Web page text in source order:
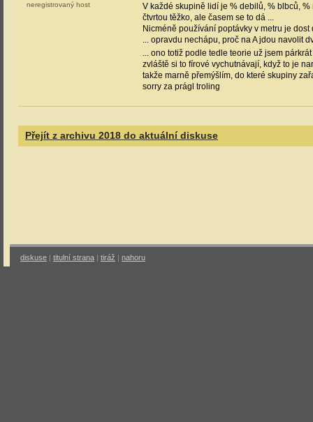
neregistrovaný host
V každé skupině lidí je % debilů, % blbců,
čtvrtou těžko, ale časem se to dá ...
Nicméně používání poptávky v metru je
... opravdu nechápu, proč na A jdou navolit
... ono totiž podle tedle teorie už jsem
zvláště si to fírové vychutnávají, když to je
takže marně přemýšlím, do které skupiny
sorry za prágl troling
Přejít z archivu 2018 do aktuální diskuse
diskuse | titulní strana | tiráž | nahoru